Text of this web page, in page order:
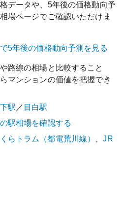
データや、5年後の価格動向予
場ページでご確認いただけま
5年後の価格動向予測を見る
路線の相場と比較すること
マンションの価値を把握でき
駅 ／ 目白駅
駅相場を確認する
らトラム（都電荒川線） 、JR